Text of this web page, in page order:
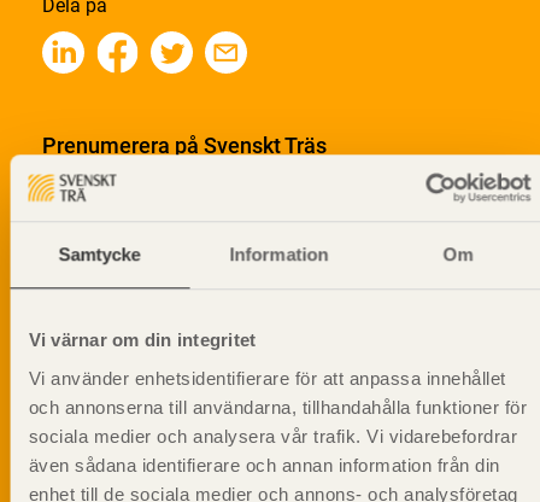
Samtycke Information Om
Vi värnar om din integritet
Vi använder enhetsidentifierare för att anpassa innehållet
och annonserna till användarna, tillhandahålla funktioner för
sociala medier och analysera vår trafik. Vi vidarebefordrar
även sådana identifierare och annan information från din
enhet till de sociala medier och annons- och analysföretag
Dela på
Prenumerera på Svenskt Träs
informationsutskick!